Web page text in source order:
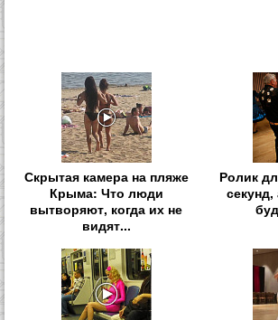
Скрытая камера на пляже
Крыма: Что люди
вытворяют, когда их не
видят...
Ролик